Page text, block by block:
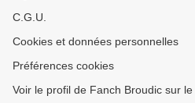
C.G.U.
Cookies et données personnelles
Préférences cookies
Voir le profil de Fanch Broudic sur